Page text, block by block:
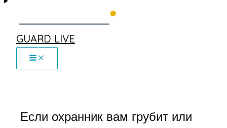
GUARD LIVE
Если охранник вам грубит или